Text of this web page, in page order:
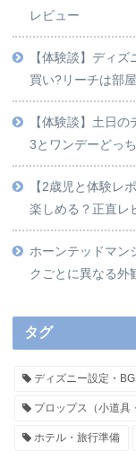
レビュー
【体験談】ディ
買い?リーチは部
【体験談】土日
3とワンデーどっ
【2歳児と体験レ
楽しめる？正直レ
ホーンテッドマ
クごとに異なる外
タグ
ディズニー設定・
プロップス（小道具
ホテル・旅行準備